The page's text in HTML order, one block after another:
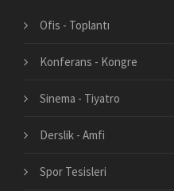
Ofis - Toplantı
Konferans - Kongre
Sinema - Tiyatro
Derslik - Amfi
Spor Tesisleri